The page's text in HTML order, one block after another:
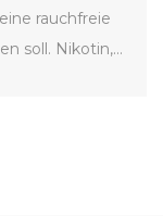
rauchfreie
soll. Nikotin,